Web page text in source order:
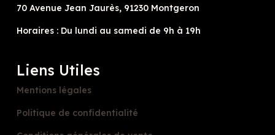
70 Avenue Jean Jaurès, 91230 Montgeron
Horaires : Du lundi au samedi de 9h à 19h
Liens Utiles
Mentions légales
Politique de confidentialité